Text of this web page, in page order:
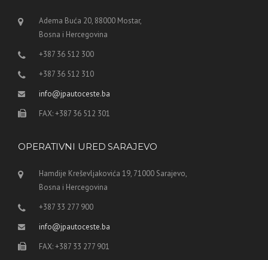
Adema Buća 20, 88000 Mostar,
Bosna i Hercegovina
+387 36 512 300
+387 36 512 310
info@jpautoceste.ba
FAX: +387 36 512 301
OPERATIVNI URED SARAJEVO
Hamdije Kreševljakovića 19, 71000 Sarajevo,
Bosna i Hercegovina
+387 33 277 900
info@jpautoceste.ba
FAX: +387 33 277 901